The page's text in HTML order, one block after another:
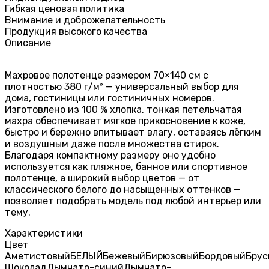
Гибкая ценовая политика
Внимание и доброжелательность
Продукция высокого качества
Описание
Махровое полотенце размером 70×140 см с
плотностью 380 г/м² — универсальный выбор для
дома, гостиницы или гостиничных номеров.
Изготовлено из 100 % хлопка, тонкая петельчатая
махра обеспечивает мягкое прикосновение к коже,
быстро и бережно впитывает влагу, оставаясь лёгким
и воздушным даже после множества стирок.
Благодаря компактному размеру оно удобно
используется как пляжное, банное или спортивное
полотенце, а широкий выбор цветов — от
классического белого до насыщенных оттенков —
позволяет подобрать модель под любой интерьер или
тему.
Характеристики
Цвет
АметистовыйБЕЛЫЙБежевыйБирюзовыйБордовый